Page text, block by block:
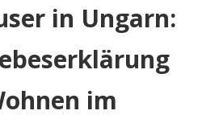
in Ungarn:
im